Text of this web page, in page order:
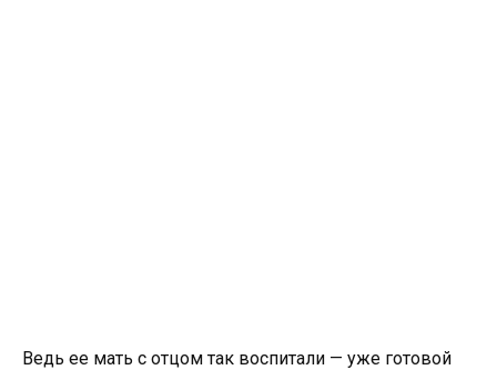
Ведь ее мать с отцом так воспитали — уже готовой